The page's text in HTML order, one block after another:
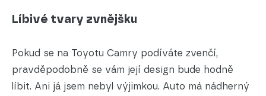
Líbivé tvary zvnějšku
Pokud se na Toyotu Camry podíváte zvenčí,
pravděpodobně se vám její design bude hodně
líbit. Ani já jsem nebyl výjimkou. Auto má nádherný